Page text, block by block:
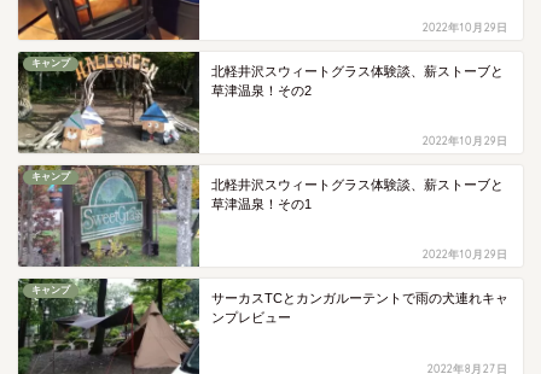
2022年10月29日
キャンプ
北軽井沢スウィートグラス体験談、薪ストーブと
草津温泉！その2
2022年10月29日
キャンプ
北軽井沢スウィートグラス体験談、薪ストーブと
草津温泉！その1
2022年10月29日
キャンプ
サーカスTCとカンガルーテントで雨の犬連れキャ
ンプレビュー
2022年8月27日